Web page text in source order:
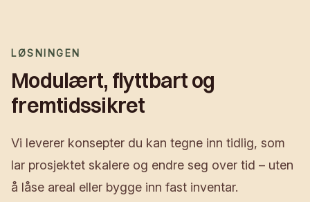
LØSNINGEN
Modulært, flyttbart og
fremtidssikret
Vi leverer konsepter du kan tegne inn tidlig, som
lar prosjektet skalere og endre seg over tid – uten
å låse areal eller bygge inn fast inventar.